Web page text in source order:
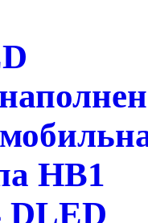
HB1
DLED